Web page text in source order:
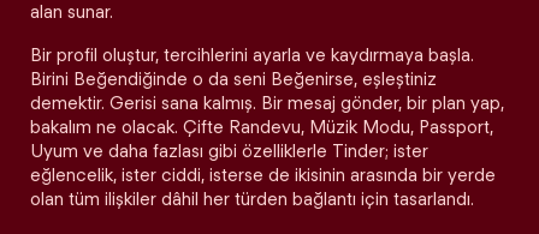
alan sunar.
Bir profil oluştur, tercihlerini ayarla ve kaydırmaya başla.
Birini Beğendiğinde o da seni Beğenirse, eşleştiniz
demektir. Gerisi sana kalmış. Bir mesaj gönder, bir plan yap,
bakalım ne olacak. Çifte Randevu, Müzik Modu, Passport,
Uyum ve daha fazlası gibi özelliklerle Tinder; ister
eğlencelik, ister ciddi, isterse de ikisinin arasında bir yerde
olan tüm ilişkiler dâhil her türden bağlantı için tasarlandı.